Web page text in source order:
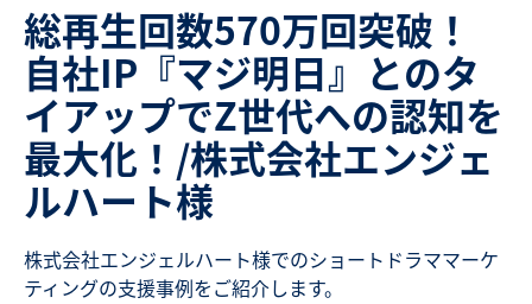
総再生回数570万回突破！
自社IP『マジ明日』とのタ
イアップでZ世代への認知を
最大化！/株式会社エンジェ
ルハート様
株式会社エンジェルハート様でのショートドラママーケ
ティングの支援事例をご紹介します。